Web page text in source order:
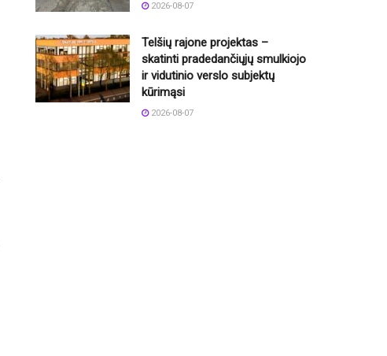
2026-08-07
Telšių rajone projektas –
skatinti pradedančiųjų smulkiojo
ir vidutinio verslo subjektų
kūrimąsi
2026-08-07